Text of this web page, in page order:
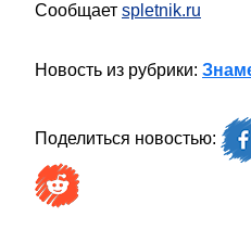
Сообщает spletnik.ru
Новость из рубрики:
Поделиться новостью: